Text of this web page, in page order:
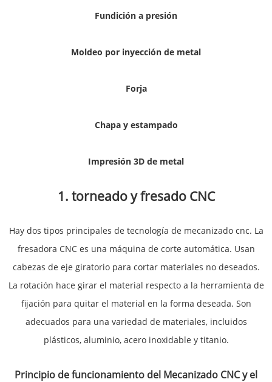
Fundición a presión
Moldeo por inyección de metal
Forja
Chapa y estampado
Impresión 3D de metal
1. torneado y fresado CNC
Hay dos tipos principales de tecnología de mecanizado cnc. La
fresadora CNC es una máquina de corte automática. Usan
cabezas de eje giratorio para cortar materiales no deseados.
La rotación hace girar el material respecto a la herramienta de
fijación para quitar el material en la forma deseada. Son
adecuados para una variedad de materiales, incluidos
plásticos, aluminio, acero inoxidable y titanio.
Principio de funcionamiento del Mecanizado CNC y el